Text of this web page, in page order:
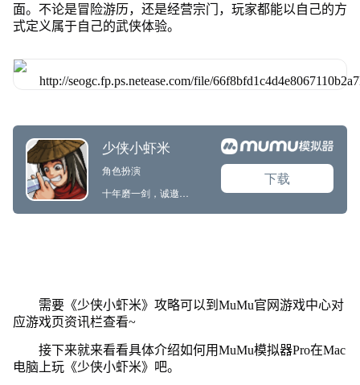
面。不论是冒险游历，还是经营宗门，玩家都能以自己的方
式定义属于自己的武侠体验。
需要《少侠小虾米》攻略可以到MuMu官网游戏中心对
应游戏页资讯栏查看~
接下来就来看看具体介绍如何用MuMu模拟器Pro在Mac
电脑上玩《少侠小虾米》吧。